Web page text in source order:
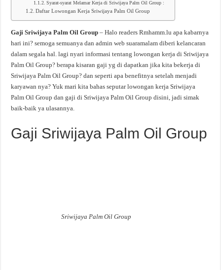
Syarat-syarat Melamar Kerja di Sriwijaya Palm Oil Group :
Daftar Lowongan Kerja Sriwijaya Palm Oil Group
Gaji Sriwijaya Palm Oil Group– Halo readers Rmhamm.lu apa kabarnya
hari ini? semoga semuanya dan admin web suaramalam diberi kelancaran
dalam segala hal. lagi nyari informasi tentang lowongan kerja di Sriwijaya
Palm Oil Group? berapa kisaran gaji yg di dapatkan jika kita bekerja di
Sriwijaya Palm Oil Group? dan seperti apa benefitnya setelah menjadi
karyawan nya? Yuk mari kita bahas seputar lowongan kerja Sriwijaya
Palm Oil Group dan gaji di Sriwijaya Palm Oil Group disini, jadi simak
baik-baik ya ulasannya.
Gaji Sriwijaya Palm Oil Group
Sriwijaya Palm Oil Group